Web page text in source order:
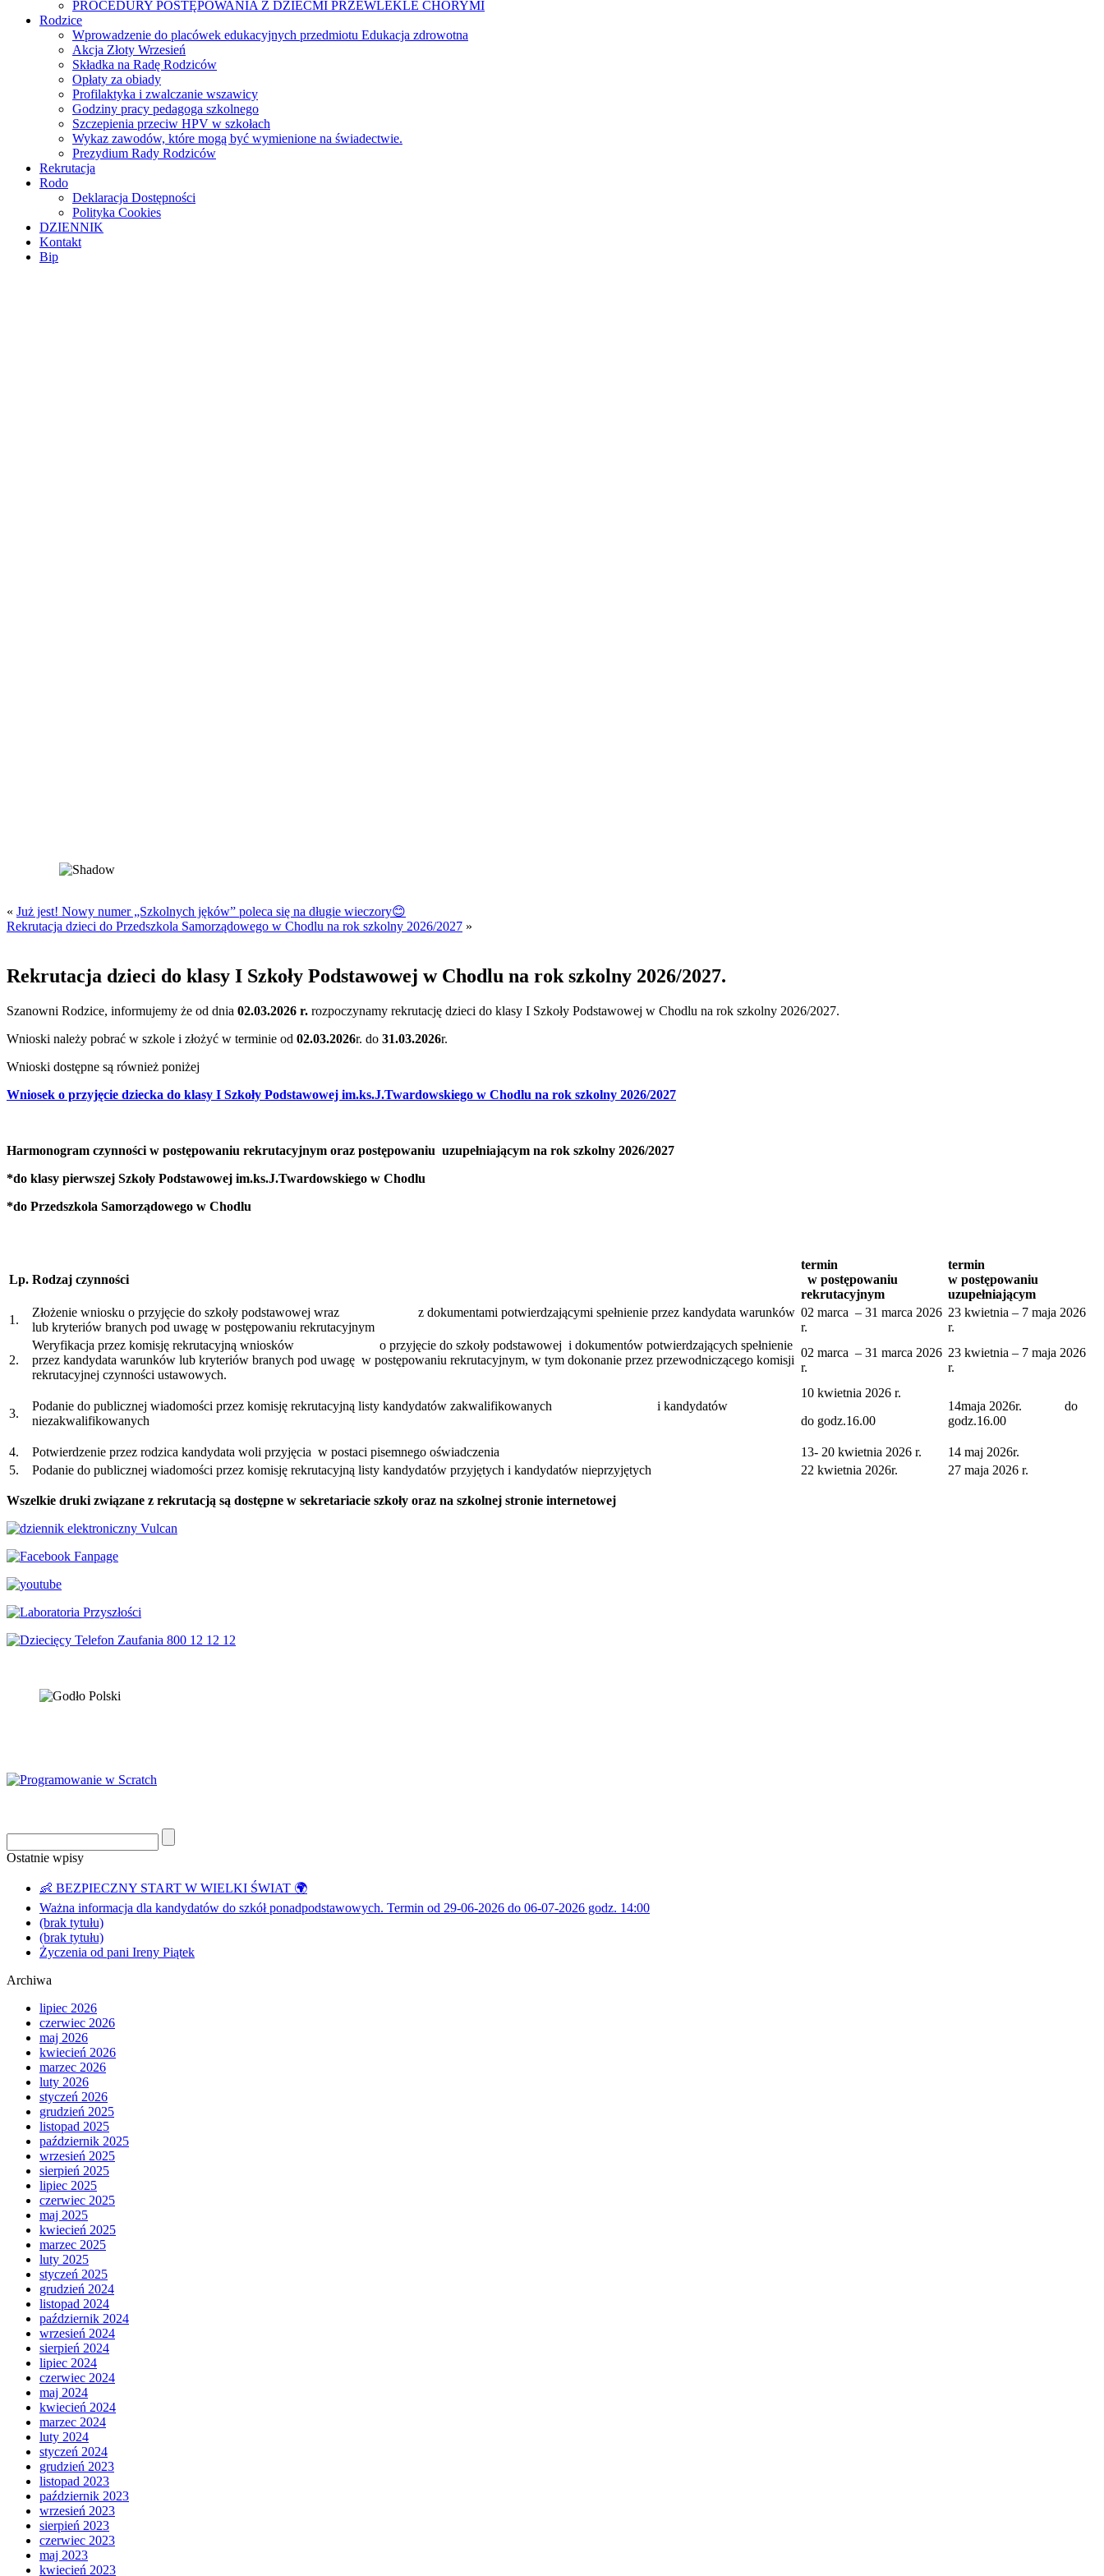
PROCEDURY POSTĘPOWANIA Z DZIEĆMI PRZEWLEKLE CHORYMI
Rodzice
Wprowadzenie do placówek edukacyjnych przedmiotu Edukacja zdrowotna
Akcja Złoty Wrzesień
Składka na Radę Rodziców
Opłaty za obiady
Profilaktyka i zwalczanie wszawicy
Godziny pracy pedagoga szkolnego
Szczepienia przeciw HPV w szkołach
Wykaz zawodów, które mogą być wymienione na świadectwie.
Prezydium Rady Rodziców
Rekrutacja
Rodo
Deklaracja Dostępności
Polityka Cookies
DZIENNIK
Kontakt
Bip
« Już jest! Nowy numer „Szkolnych jęków” poleca się na długie wieczory😊
Rekrutacja dzieci do Przedszkola Samorządowego w Chodlu na rok szkolny 2026/2027 »
Rekrutacja dzieci do klasy I Szkoły Podstawowej w Chodlu na rok szkolny 2026/2027.
Szanowni Rodzice, informujemy że od dnia 02.03.2026 r. rozpoczynamy rekrutację dzieci do klasy I Szkoły Podstawowej w Chodlu na rok szkolny 2026/2027.
Wnioski należy pobrać w szkole i złożyć w terminie od 02.03.2026r. do 31.03.2026r.
Wnioski dostępne są również poniżej
Wniosek o przyjęcie dziecka do klasy I Szkoły Podstawowej im.ks.J.Twardowskiego w Chodlu na rok szkolny 2026/2027
Harmonogram czynności w postępowaniu rekrutacyjnym oraz postępowaniu uzupełniającym na rok szkolny 2026/2027
*do klasy pierwszej Szkoły Podstawowej im.ks.J.Twardowskiego w Chodlu
*do Przedszkola Samorządowego w Chodlu
Lp. Rodzaj czynności
termin
w postępowaniu
rekrutacyjnym
termin
w postępowaniu
uzupełniającym
1.
Złożenie wniosku o przyjęcie do szkoły podstawowej wraz z dokumentami potwierdzającymi spełnienie przez kandydata warunków
lub kryteriów branych pod uwagę w postępowaniu rekrutacyjnym
02 marca – 31 marca 2026
r.
23 kwietnia – 7 maja 2026
r.
2.
Weryfikacja przez komisję rekrutacyjną wniosków o przyjęcie do szkoły podstawowej i dokumentów potwierdzających spełnienie
przez kandydata warunków lub kryteriów branych pod uwagę w postępowaniu rekrutacyjnym, w tym dokonanie przez przewodniczącego komisji
rekrutacyjnej czynności ustawowych.
02 marca – 31 marca 2026
r.
23 kwietnia – 7 maja 2026
r.
3.
Podanie do publicznej wiadomości przez komisję rekrutacyjną listy kandydatów zakwalifikowanych i kandydatów
niezakwalifikowanych
10 kwietnia 2026 r.
do godz.16.00
14maja 2026r. do
godz.16.00
4. Potwierdzenie przez rodzica kandydata woli przyjęcia w postaci pisemnego oświadczenia 13- 20 kwietnia 2026 r.
14 maj 2026r.
5.
Podanie do publicznej wiadomości przez komisję rekrutacyjną listy kandydatów przyjętych i kandydatów nieprzyjętych 22 kwietnia 2026r. 27 maja 2026 r.
Wszelkie druki związane z rekrutacją są dostępne w sekretariacie szkoły oraz na szkolnej stronie internetowej
Ostatnie wpisy
👶 BEZPIECZNY START W WIELKI ŚWIAT 🌍
Ważna informacja dla kandydatów do szkół ponadpodstawowych. Termin od 29-06-2026 do 06-07-2026 godz. 14:00
(brak tytułu)
(brak tytułu)
Życzenia od pani Ireny Piątek
Archiwa
lipiec 2026
czerwiec 2026
maj 2026
kwiecień 2026
marzec 2026
luty 2026
styczeń 2026
grudzień 2025
listopad 2025
październik 2025
wrzesień 2025
sierpień 2025
lipiec 2025
czerwiec 2025
maj 2025
kwiecień 2025
marzec 2025
luty 2025
styczeń 2025
grudzień 2024
listopad 2024
październik 2024
wrzesień 2024
sierpień 2024
lipiec 2024
czerwiec 2024
maj 2024
kwiecień 2024
marzec 2024
luty 2024
styczeń 2024
grudzień 2023
listopad 2023
październik 2023
wrzesień 2023
sierpień 2023
czerwiec 2023
maj 2023
kwiecień 2023